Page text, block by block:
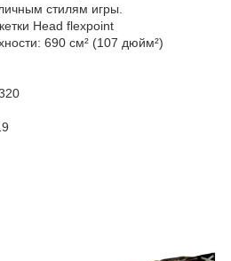
стилям игры.
Head flexpoint
690 см² (107 дюйм²)